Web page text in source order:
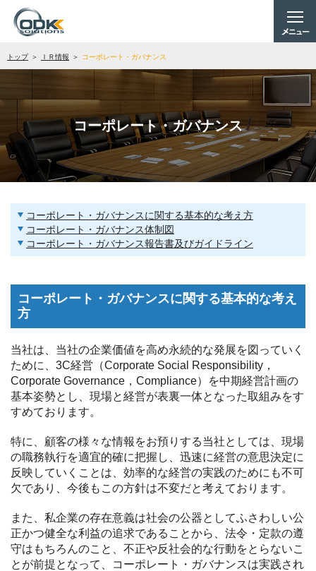
トップ ＩＲ情報 コーポレート・ガバナンス
コーポレート・ガバナンス
コーポレート・ガバナンスに関する基本的な考え方
コーポレート・ガバナンス体制図
コーポレート・ガバナンス報告書及びガイドライン
コーポレート・ガバナンスに関する基本的な考え
方
当社は、当社の企業価値を高め永続的な発展を図っていく
ために、3C経営（Corporate Social Responsibility，
Corporate Governance，Compliance）を中期経営計画の
基本姿勢とし、現場と経営が表裏一体となった取組みをす
すめております。
特に、顧客の様々な情報をお預りする当社としては、現場
の職務執行を適宜的確に把握し、迅速に経営の意思決定に
反映していくことは、効率的な経営の実践のためにも不可
欠であり、今後もこの方針は不変だと考えております。
また、私企業の存在意義は社会の公器としてふさわしい公
正かつ健全な利益の追求であることから、法令・定款の遵
守はもちろんのこと、不正や反社会的な行動をとらないこ
とが前提となって、コーポレート・ガバナンスは実践され